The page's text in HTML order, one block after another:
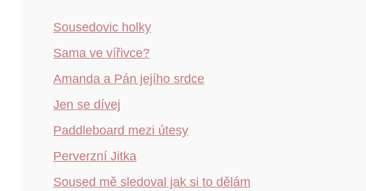
Sousedovic holky
Sama ve vířivce?
Amanda a Pán jejího srdce
Jen se dívej
Paddleboard mezi útesy
Perverzní Jitka
Soused mě sledoval jak si to dělám